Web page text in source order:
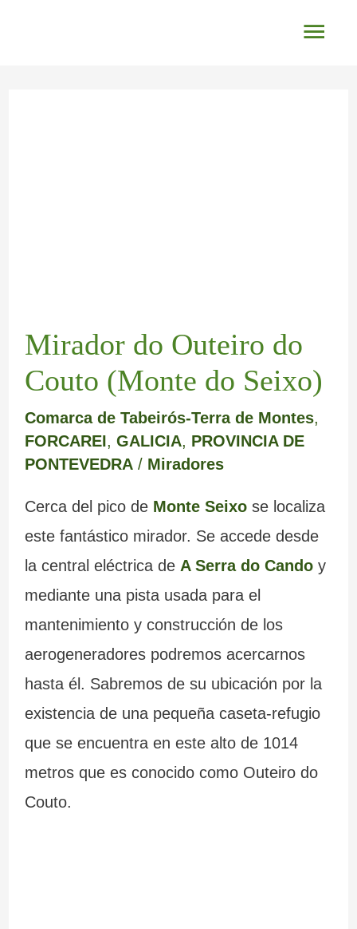
Mirador do Outeiro do
Couto (Monte do Seixo)
Comarca de Tabeirós-Terra de Montes,
FORCAREI, GALICIA, PROVINCIA DE
PONTEVEDRA/ Miradores
Cerca del pico de Monte Seixose localiza
este fantástico mirador. Se accede desde
la central eléctrica de A Serra do Cando y
mediante una pista usada para el
mantenimiento y construcción de los
aerogeneradores podremos acercarnos
hasta él. Sabremos de su ubicación por la
existencia de una pequeña caseta-refugio
que se encuentra en este alto de 1014
metros que es conocido como Outeiro do
Couto.